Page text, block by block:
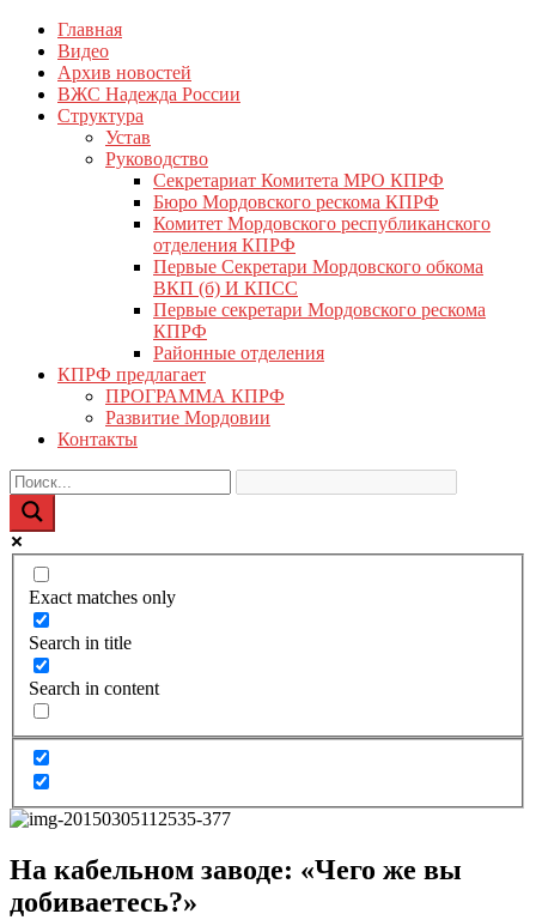
Перейти
содержимому
КПРФ Мордовия
Мордовское Региональное отделение КПРФ
Главная
Видео
Архив новостей
ВЖС Надежда России
Структура
Устав
Руководство
Секретариат Комитета МРО КПРФ
Бюро Мордовского рескома КПРФ
Комитет Мордовского республиканского
отделения КПРФ
Первые Секретари Мордовского обкома
ВКП (б) И КПСС
Первые секретари Мордовского рескома
КПРФ
Районные отделения
КПРФ предлагает
ПРОГРАММА КПРФ
Развитие Мордовии
Контакты
Exact matches only
Search in title
Search in content
На кабельном заводе: «Чего же вы
добиваетесь?»